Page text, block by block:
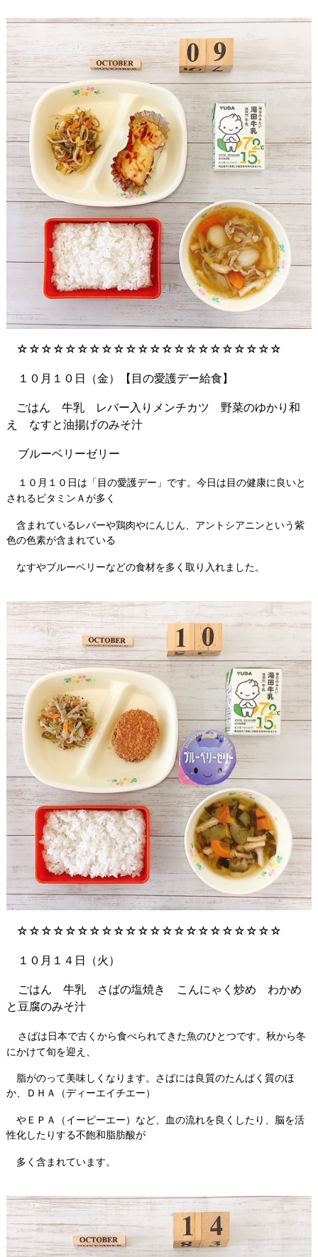
☆☆☆☆☆☆☆☆☆☆☆☆☆☆☆☆☆☆☆☆☆☆
１０月１０日（金）【目の愛護デー給食】
ごはん 牛乳 レバー入りメンチカツ 野菜のゆかり和
え なすと油揚げのみそ汁
ブルーベリーゼリー
１０月１０日は「目の愛護デー」です。今日は目の健康に良いと
されるビタミンＡが多く
含まれているレバーや鶏肉やにんじん、アントシアニンという紫
色の色素が含まれている
なすやブルーベリーなどの食材を多く取り入れました。
☆☆☆☆☆☆☆☆☆☆☆☆☆☆☆☆☆☆☆☆☆☆
１０月１４日（火）
ごはん 牛乳 さばの塩焼き こんにゃく炒め わかめ
と豆腐のみそ汁
さばは日本で古くから食べられてきた魚のひとつです。秋から冬
にかけて旬を迎え、
脂がのって美味しくなります。さばには良質のたんぱく質のほ
か、ＤＨＡ（ディーエイチエー）
やＥＰＡ（イーピーエー）など、血の流れを良くしたり、脳を活
性化したりする不飽和脂肪酸が
多く含まれています。